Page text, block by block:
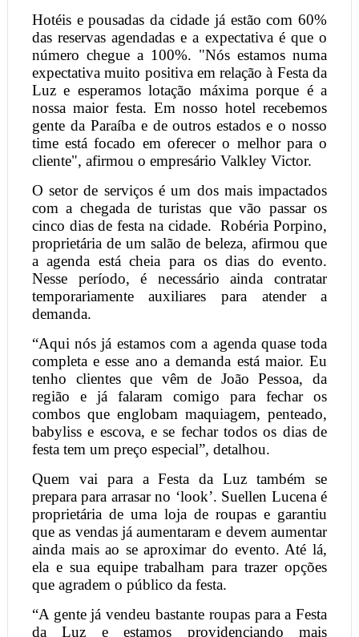
Hotéis e pousadas da cidade já estão com 60%
das reservas agendadas e a expectativa é que o
número chegue a 100%. "Nós estamos numa
expectativa muito positiva em relação à Festa da
Luz e esperamos lotação máxima porque é a
nossa maior festa. Em nosso hotel recebemos
gente da Paraíba e de outros estados e o nosso
time está focado em oferecer o melhor para o
cliente", afirmou o empresário Valkley Victor.
O setor de serviços é um dos mais impactados
com a chegada de turistas que vão passar os
cinco dias de festa na cidade. Robéria Porpino,
proprietária de um salão de beleza, afirmou que
a agenda está cheia para os dias do evento.
Nesse período, é necessário ainda contratar
temporariamente auxiliares para atender a
demanda.
“Aqui nós já estamos com a agenda quase toda
completa e esse ano a demanda está maior. Eu
tenho clientes que vêm de João Pessoa, da
região e já falaram comigo para fechar os
combos que englobam maquiagem, penteado,
babyliss e escova, e se fechar todos os dias de
festa tem um preço especial”, detalhou.
Quem vai para a Festa da Luz também se
prepara para arrasar no ‘look’. Suellen Lucena é
proprietária de uma loja de roupas e garantiu
que as vendas já aumentaram e devem aumentar
ainda mais ao se aproximar do evento. Até lá,
ela e sua equipe trabalham para trazer opções
que agradem o público da festa.
“A gente já vendeu bastante roupas para a Festa
da Luz e estamos providenciando mais